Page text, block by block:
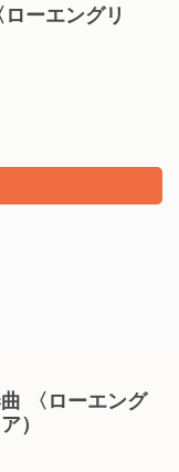
ーエングリ
〈ローエング
）